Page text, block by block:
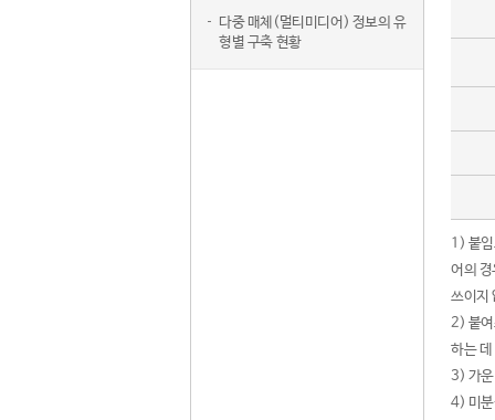
다중 매체(멀티미디어) 정보의 유
형별 구축 현황
1) 붙
어의
쓰이지
2) 붙여
하는
3) 가운
4) 미분